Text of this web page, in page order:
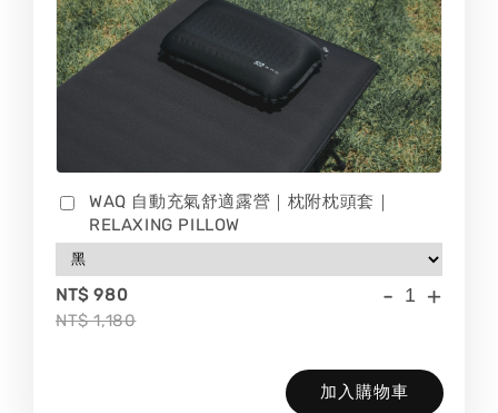
WAQ 自動充氣舒適露營｜枕附枕頭套｜
RELAXING PILLOW
NT$ 980
NT$ 1,180
- +
加入購物車